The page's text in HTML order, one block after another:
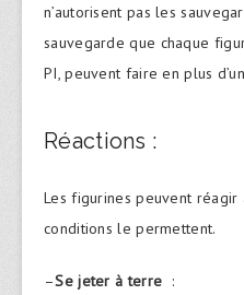
n’autorisent pas les
sauvegarde que chaque
PI, peuvent faire en plus
Réactions :
Les figurines peuvent réagir
conditions le permettent.
–Se jeter à terre :